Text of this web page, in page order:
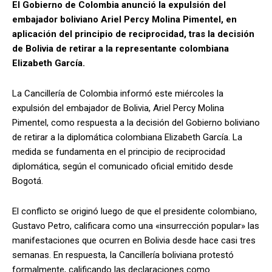
El Gobierno de Colombia anunció la expulsión del
embajador boliviano Ariel Percy Molina Pimentel, en
aplicación del principio de reciprocidad, tras la decisión
de Bolivia de retirar a la representante colombiana
Elizabeth García.
La Cancillería de Colombia informó este miércoles la
expulsión del embajador de Bolivia, Ariel Percy Molina
Pimentel, como respuesta a la decisión del Gobierno boliviano
de retirar a la diplomática colombiana Elizabeth García. La
medida se fundamenta en el principio de reciprocidad
diplomática, según el comunicado oficial emitido desde
Bogotá.
El conflicto se originó luego de que el presidente colombiano,
Gustavo Petro, calificara como una «insurrección popular» las
manifestaciones que ocurren en Bolivia desde hace casi tres
semanas. En respuesta, la Cancillería boliviana protestó
formalmente, calificando las declaraciones como